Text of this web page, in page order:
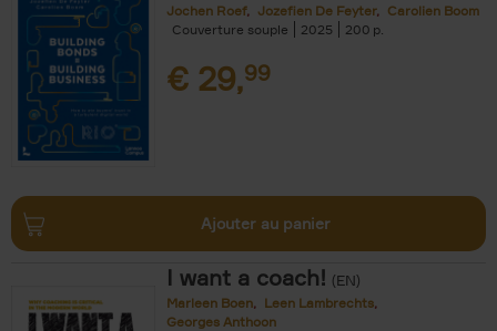
Jochen Roef Jozefien De Feyter
Carolien Boom
Couverture souple
2025 200
€ 29,99
Ajouter au panier
I want a coach! (EN)
Marleen Boen
Leen Lambrechts
Georges Anthoon